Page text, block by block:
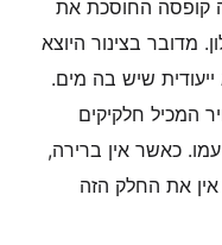
קופסה החוסכת את
מדובר בצינור היוצא
שיש בה מים.
המכיל חלקיקים
כאשר אין ברירה,
אין את החלק הזה